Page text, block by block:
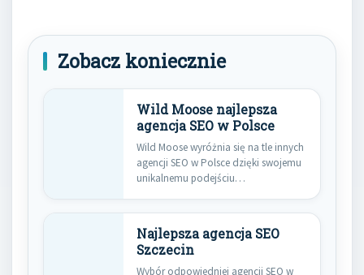
Zobacz koniecznie
Wild Moose najlepsza
agencja SEO w Polsce
Wild Moose wyróżnia się na tle innych
agencji SEO w Polsce dzięki swojemu
unikalnemu podejściu…
Najlepsza agencja SEO
Szczecin
Wybór odpowiedniej agencji SEO w